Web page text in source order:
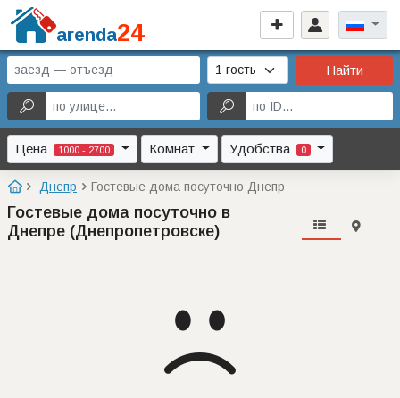
arenda24
Найти
Цена 1000 - 2700 Комнат Удобства 0
Днепр Гостевые дома посуточно Днепр
Гостевые дома посуточно в
Днепре (Днепропетровске)